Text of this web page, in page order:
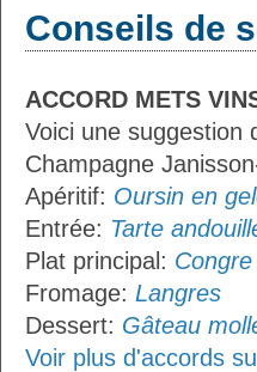
Conseils de
ACCORD METS
Voici une suggestion
Champagne
Apéritif: Oursin en
Entrée: Tarte
Plat principal:
Fromage: Langres
Dessert: Gâteau
Voir plus d'accords